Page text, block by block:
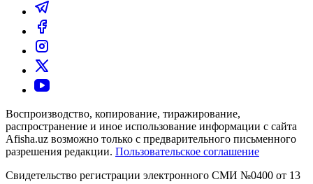
Воспроизводство, копирование, тиражирование,
распространение и иное использование информации с сайта
Afisha.uz возможно только с предварительного письменного
разрешения редакции. Пользовательское соглашение
Свидетельство регистрации электронного СМИ №0400 от 13